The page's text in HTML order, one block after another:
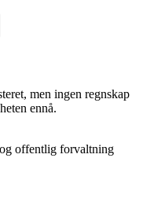
men ingen regnskap
ennå.
offentlig forvaltning